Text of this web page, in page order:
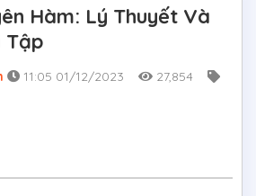
Hàm: Lý Thuyết Và
Tập
11:05 01/12/2023
27,854